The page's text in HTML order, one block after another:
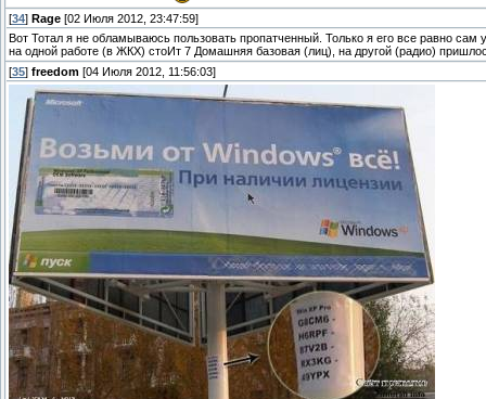
[34] Rage [02 Июля 2012, 23:47:59]
Вот Тотал я не обламываюсь пользовать пропатченный. Только я его все равно
на одной работе (в ЖКХ) стоИт 7 Домашняя базовая (лиц), на другой (радио)
[35] freedom [04 Июля 2012, 11:56:03]